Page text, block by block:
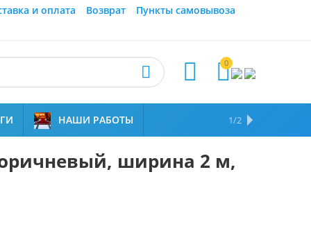
и оплата Возврат
Пункты самовывоза
0



НАШИ РАБОТЫ НАМ ДОВЕРЯЮТ
1/2
ширина 2 м,